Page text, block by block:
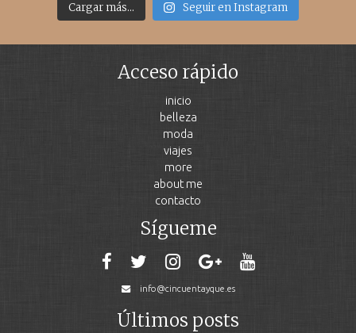
Cargar más... Seguir en Instagram
Acceso rápido
inicio
belleza
moda
viajes
more
about me
contacto
Sígueme
info@cincuentayque.es
Últimos posts